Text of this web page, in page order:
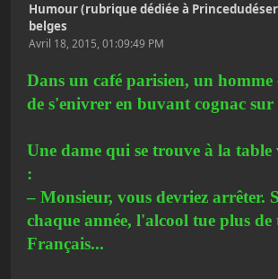
Humour (rubrique dédiée à
belges
Avril 18, 2015, 01:09:49 PM
Dans un café parisien, un homme
de s'enivrer en buvant cognac sur
Une dame qui se trouve à la
:
– Monsieur, vous devriez arrêter.
chaque année, l'alcool tue plus
Français...